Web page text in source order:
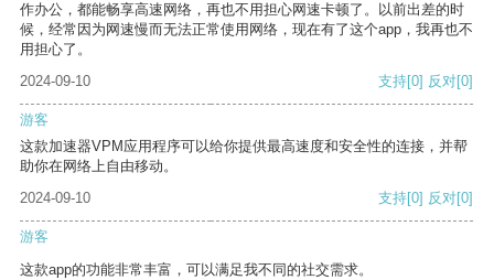
作办公，都能畅享高速网络，再也不用担心网速卡顿了。以前出差的时
候，经常因为网速慢而无法正常使用网络，现在有了这个app，我再也不
用担心了。
2024-09-10
支持[0] 反对[0]
游客
这款加速器VPM应用程序可以给你提供最高速度和安全性的连接，并帮
助你在网络上自由移动。
2024-09-10
支持[0] 反对[0]
游客
这款app的功能非常丰富，可以满足我不同的社交需求。